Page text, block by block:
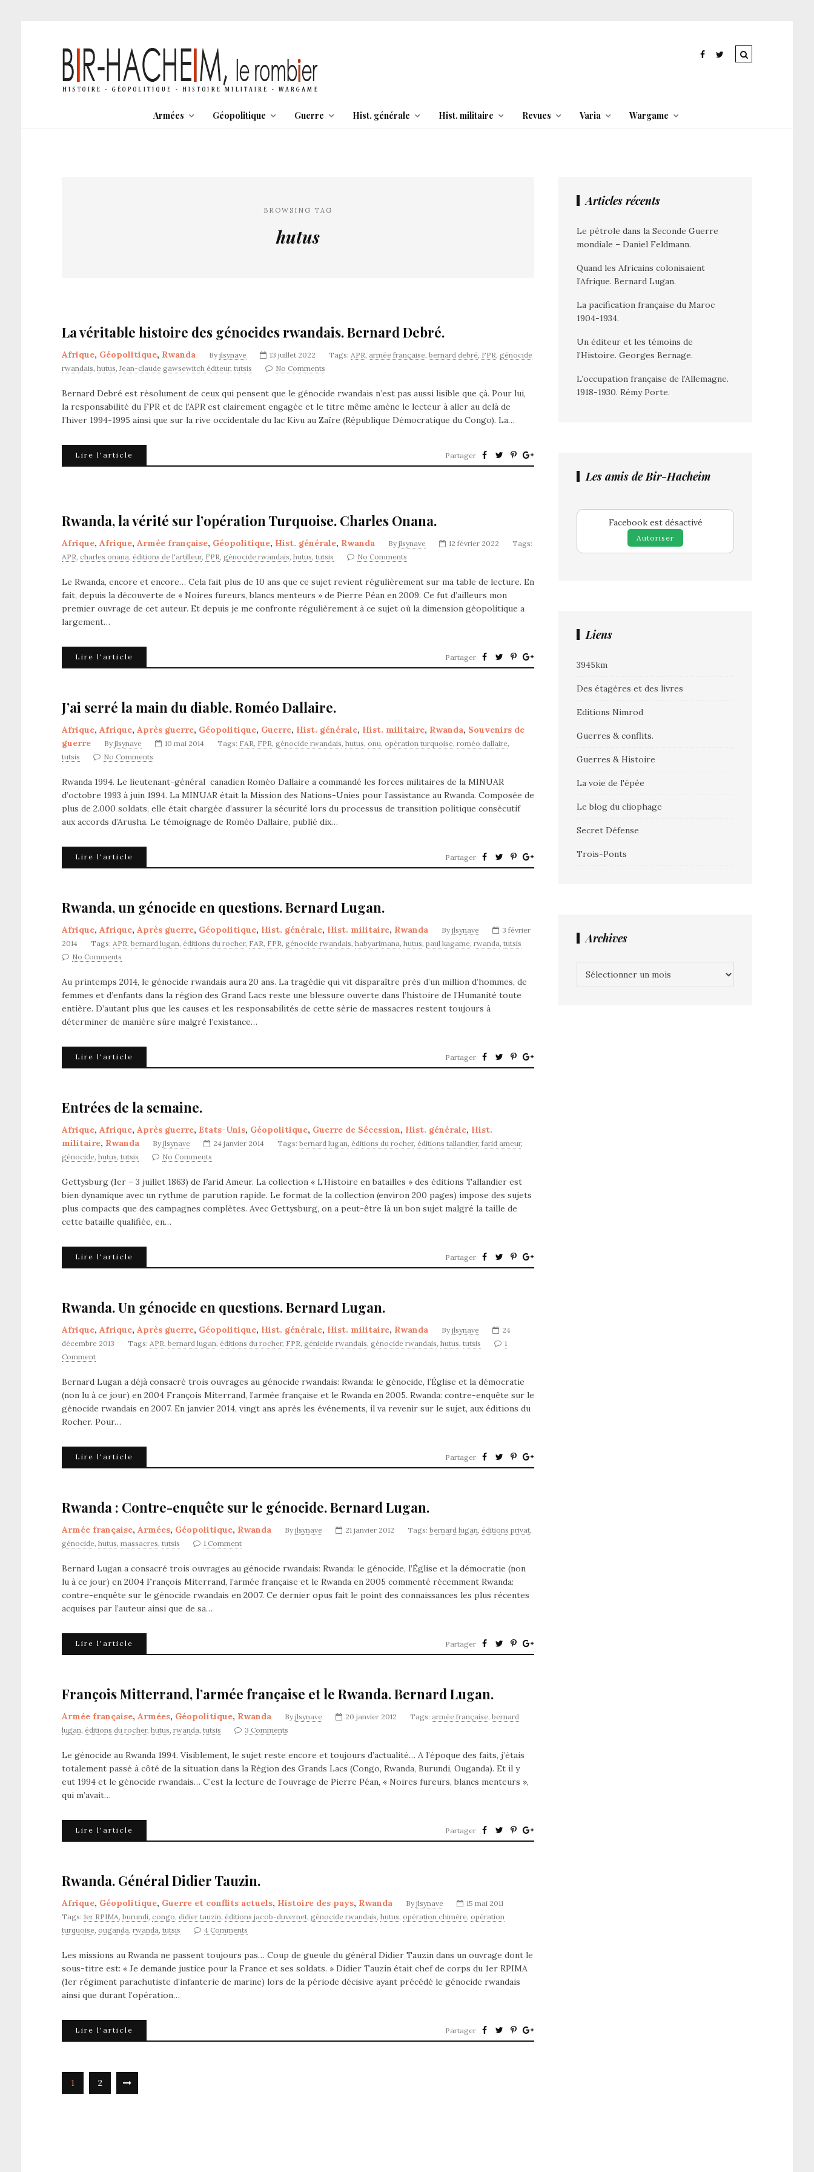
Armées Géopolitique Guerre Hist. générale Hist. militaire Revues Varia Wargame
BROWSING TAG
hutus
La véritable histoire des génocides rwandais. Bernard Debré.
Afrique, Géopolitique, Rwanda By jlsynave 13 juillet 2022 Tags: APR, armée française, bernard debré, FPR, génocide
rwandais, hutus,Jean-claude gawsewitch éditeur, tutsis No Comments
Bernard Debré est résolument de ceux qui pensent que le génocide rwandais n’est pas aussi lisible que çà. Pour lui,
la responsabilité du FPR et de l’APR est clairement engagée et le titre même amène le lecteur à aller au delà de
l’hiver 1994-1995 ainsi que sur la rive occidentale du lac Kivu au Zaïre (République Démocratique du Congo). La…
Lire l'article Partager
Rwanda, la vérité sur l’opération Turquoise. Charles Onana.
Afrique, Afrique, Armée française, Géopolitique, Hist. générale, Rwanda By jlsynave 12 février 2022
Tags:
APR, charles onana, éditions de l'artilleur, FPR, génocide rwandais, hutus, tutsis No Comments
Le Rwanda, encore et encore… Cela fait plus de 10 ans que ce sujet revient régulièrement sur ma table de lecture. En
fait, depuis la découverte de « Noires fureurs, blancs menteurs » de Pierre Péan en 2009. Ce fut d’ailleurs mon
premier ouvrage de cet auteur. Et depuis je me confronte régulièrement à ce sujet où la dimension géopolitique a
largement…
Lire l'article Partager
J’ai serré la main du diable. Roméo Dallaire.
Afrique, Afrique, Après guerre, Géopolitique, Guerre, Hist. générale, Hist. militaire, Rwanda, Souvenirs de
guerre
By jlsynave 10 mai 2014 Tags: FAR, FPR, génocide rwandais, hutus, onu, opération turquoise, roméo dallaire,
tutsis
No Comments
Rwanda 1994. Le lieutenant-général canadien Roméo Dallaire a commandé les forces militaires de la MINUAR
d’octobre 1993 à juin 1994. La MINUAR était la Mission des Nations-Unies pour l’assistance au Rwanda. Composée de
plus de 2.000 soldats, elle était chargée d’assurer la sécurité lors du processus de transition politique consécutif
aux accords d’Arusha. Le témoignage de Roméo Dallaire, publié dix…
Lire l'article Partager
Rwanda, un génocide en questions. Bernard Lugan.
Afrique, Afrique, Après guerre, Géopolitique, Hist. générale, Hist. militaire, Rwanda By jlsynave
3 février
2014
Tags: APR, bernard lugan, éditions du rocher, FAR, FPR, génocide rwandais, habyarimana, hutus, paul kagame, rwanda, tutsis
No Comments
Au printemps 2014, le génocide rwandais aura 20 ans. La tragédie qui vit disparaître près d’un million d’hommes, de
femmes et d’enfants dans la région des Grand Lacs reste une blessure ouverte dans l’histoire de l’Humanité toute
entière. D’autant plus que les causes et les responsabilités de cette série de massacres restent toujours à
déterminer de manière sûre malgré l’existance…
Lire l'article Partager
Entrées de la semaine.
Afrique, Afrique, Après guerre, Etats-Unis, Géopolitique, Guerre de Sécession, Hist. générale, Hist.
militaire, Rwanda By jlsynave 24 janvier 2014 Tags: bernard lugan, éditions du rocher, éditions tallandier, farid ameur,
génocide, hutus, tutsis No Comments
Gettysburg (1er – 3 juillet 1863) de Farid Ameur. La collection « L’Histoire en batailles » des éditions Tallandier est
bien dynamique avec un rythme de parution rapide. Le format de la collection (environ 200 pages) impose des sujets
plus compacts que des campagnes complètes. Avec Gettysburg, on a peut-être là un bon sujet malgré la taille de
cette bataille qualifiée, en…
Lire l'article Partager
Rwanda. Un génocide en questions. Bernard Lugan.
Afrique, Afrique, Après guerre, Géopolitique, Hist. générale, Hist. militaire, Rwanda By jlsynave
24
décembre 2013
Tags: APR, bernard lugan, éditions du rocher, FPR, génicide rwandais, génocide rwandais, hutus, tutsis
1
Comment
Bernard Lugan a déjà consacré trois ouvrages au génocide rwandais: Rwanda: le génocide, l’Église et la démocratie
(non lu à ce jour) en 2004 François Miterrand, l’armée française et le Rwanda en 2005. Rwanda: contre-enquête sur le
génocide rwandais en 2007. En janvier 2014, vingt ans après les événements, il va revenir sur le sujet, aux éditions du
Rocher. Pour…
Lire l'article Partager
Rwanda : Contre-enquête sur le génocide. Bernard Lugan.
Armée française, Armées, Géopolitique, Rwanda By jlsynave 21 janvier 2012 Tags: bernard lugan, éditions privat,
génocide, hutus, massacres, tutsis 1 Comment
Bernard Lugan a consacré trois ouvrages au génocide rwandais: Rwanda: le génocide, l’Église et la démocratie (non
lu à ce jour) en 2004 François Miterrand, l’armée française et le Rwanda en 2005 commenté récemment Rwanda:
contre-enquête sur le génocide rwandais en 2007. Ce dernier opus fait le point des connaissances les plus récentes
acquises par l’auteur ainsi que de sa…
Lire l'article Partager
François Mitterrand, l’armée française et le Rwanda. Bernard Lugan.
Armée française, Armées, Géopolitique, Rwanda By jlsynave 20 janvier 2012 Tags: armée française, bernard
lugan, éditions du rocher, hutus, rwanda, tutsis 3 Comments
Le génocide au Rwanda 1994. Visiblement, le sujet reste encore et toujours d’actualité… A l’époque des faits, j’étais
totalement passé à côté de la situation dans la Région des Grands Lacs (Congo, Rwanda, Burundi, Ouganda). Et il y
eut 1994 et le génocide rwandais… C’est la lecture de l’ouvrage de Pierre Péan, « Noires fureurs, blancs menteurs »,
qui m’avait…
Lire l'article Partager
Rwanda. Général Didier Tauzin.
Afrique, Géopolitique, Guerre et conflits actuels, Histoire des pays, Rwanda By jlsynave
15 mai 2011
Tags: 1er RPIMA, burundi, congo, didier tauzin, éditions jacob-duvernet, génocide rwandais, hutus, opération chimère, opération
turquoise, ouganda, rwanda, tutsis 4 Comments
Les missions au Rwanda ne passent toujours pas… Coup de gueule du général Didier Tauzin dans un ouvrage dont le
sous-titre est: « Je demande justice pour la France et ses soldats. » Didier Tauzin était chef de corps du 1er RPIMA
(1er régiment parachutiste d’infanterie de marine) lors de la période décisive ayant précédé le génocide rwandais
ainsi que durant l’opération…
Lire l'article Partager
1 2
Articles récents
Le pétrole dans la Seconde Guerre
mondiale – Daniel Feldmann.
Quand les Africains colonisaient
l’Afrique. Bernard Lugan.
La pacification française du Maroc
1904-1934.
Un éditeur et les témoins de
l’Histoire. Georges Bernage.
L’occupation française de l’Allemagne.
1918-1930. Rémy Porte.
Les amis de Bir-Hacheim
Facebook est désactivé
Autoriser
Liens
3945km
Des étagères et des livres
Editions Nimrod
Guerres & conflits.
Guerres & Histoire
La voie de l'épée
Le blog du cliophage
Secret Défense
Trois-Ponts
Archives